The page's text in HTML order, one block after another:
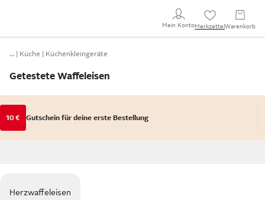
Mein KontoMerkzettel Warenkorb
… Küche Küchenkleingeräte
Getestete Waffeleisen
10 € Gutschein für deine erste Bestellung
Herzwaffeleisen